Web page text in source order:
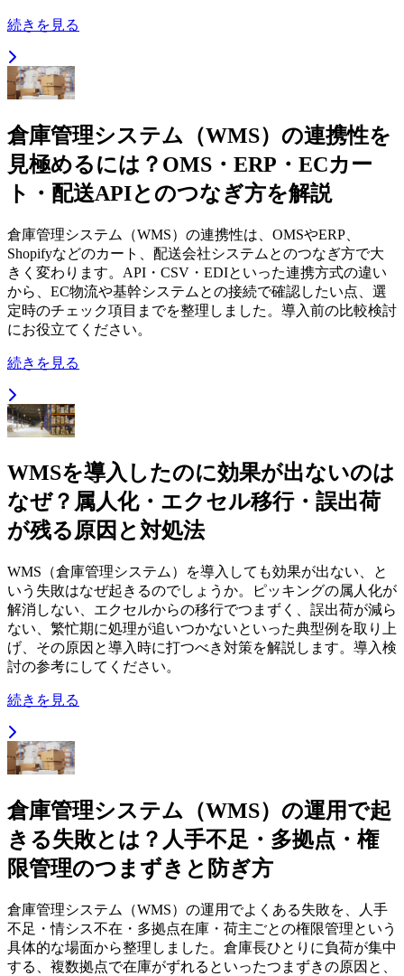
続きを見る
倉庫管理システム（WMS）の連携性を
見極めるには？OMS・ERP・ECカー
ト・配送APIとのつなぎ方を解説
倉庫管理システム（WMS）の連携性は、OMSやERP、
Shopifyなどのカート、配送会社システムとのつなぎ方で大
きく変わります。API・CSV・EDIといった連携方式の違い
から、EC物流や基幹システムとの接続で確認したい点、選
定時のチェック項目までを整理しました。導入前の比較検討
にお役立てください。
続きを見る
WMSを導入したのに効果が出ないのは
なぜ？属人化・エクセル移行・誤出荷
が残る原因と対処法
WMS（倉庫管理システム）を導入しても効果が出ない、と
いう失敗はなぜ起きるのでしょうか。ピッキングの属人化が
解消しない、エクセルからの移行でつまずく、誤出荷が減ら
ない、繁忙期に処理が追いつかないといった典型例を取り上
げ、その原因と導入時に打つべき対策を解説します。導入検
討の参考にしてください。
続きを見る
倉庫管理システム（WMS）の運用で起
きる失敗とは？人手不足・多拠点・権
限管理のつまずきと防ぎ方
倉庫管理システム（WMS）の運用でよくある失敗を、人手
不足・情シス不在・多拠点在庫・荷主ごとの権限管理という
具体的な場面から整理しました。倉庫長ひとりに負荷が集中
する、複数拠点で在庫がずれるといったつまずきの原因と、